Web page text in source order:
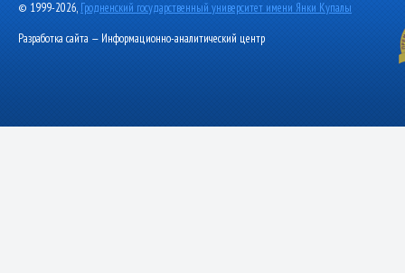
© 1999-2026, Гродненский государственный университет имени Янки Купалы
Разработка сайта — Информационно-аналитический центр